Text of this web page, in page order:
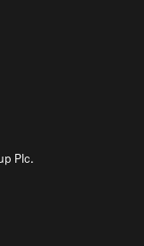
Plc.